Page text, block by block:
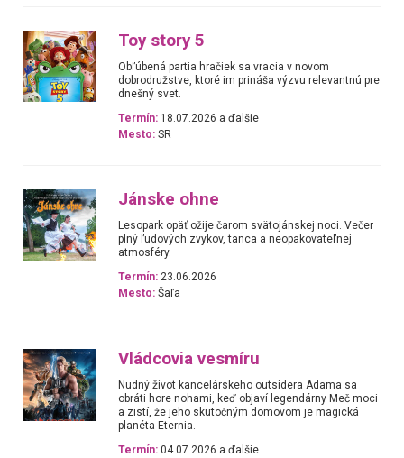
Toy story 5
Obľúbená partia hračiek sa vracia v novom
dobrodružstve, ktoré im prináša výzvu relevantnú pre
dnešný svet.
Termín: 18.07.2026 a ďalšie
Mesto: SR
Jánske ohne
Lesopark opäť ožije čarom svätojánskej noci. Večer
plný ľudových zvykov, tanca a neopakovateľnej
atmosféry.
Termín: 23.06.2026
Mesto: Šaľa
Vládcovia vesmíru
Nudný život kancelárskeho outsidera Adama sa
obráti hore nohami, keď objaví legendárny Meč moci
a zistí, že jeho skutočným domovom je magická
planéta Eternia.
Termín: 04.07.2026 a ďalšie